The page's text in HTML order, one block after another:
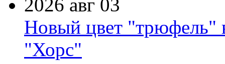
2026 авг 03
Новый цвет "трюфель"
"Хорс"